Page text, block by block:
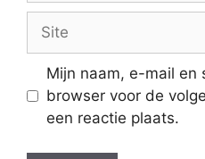
Site
Mijn naam, e-mail en
browser voor de
een reactie plaats.